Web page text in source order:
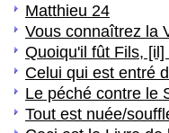
Matthieu 24
Vous connaîtrez la
Quoiqu'il fût Fils,
Celui qui est entré
Le péché contre le
Tout est nuée/